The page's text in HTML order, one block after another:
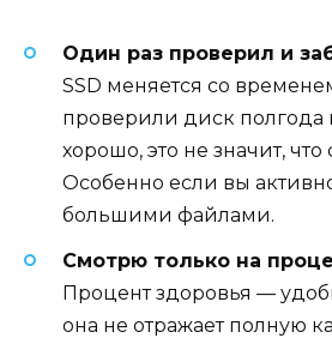
Один раз проверил и
SSD меняется со
проверили диск полгода
хорошо, это не значит, что
Особенно если вы
большими файлами.
Смотрю только на
Процент здоровья —
она не отражает полную